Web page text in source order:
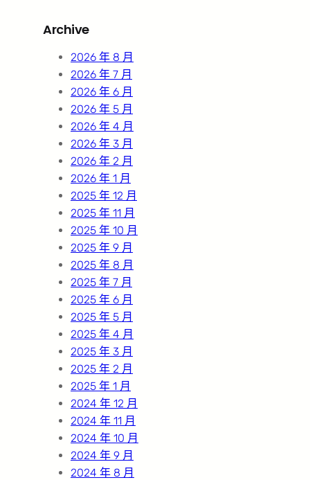
c
Archive
2026 年 8 月
2026 年 7 月
2026 年 6 月
2026 年 5 月
2026 年 4 月
2026 年 3 月
2026 年 2 月
2026 年 1 月
2025 年 12 月
2025 年 11 月
2025 年 10 月
2025 年 9 月
2025 年 8 月
2025 年 7 月
2025 年 6 月
2025 年 5 月
2025 年 4 月
2025 年 3 月
2025 年 2 月
2025 年 1 月
2024 年 12 月
2024 年 11 月
2024 年 10 月
2024 年 9 月
2024 年 8 月